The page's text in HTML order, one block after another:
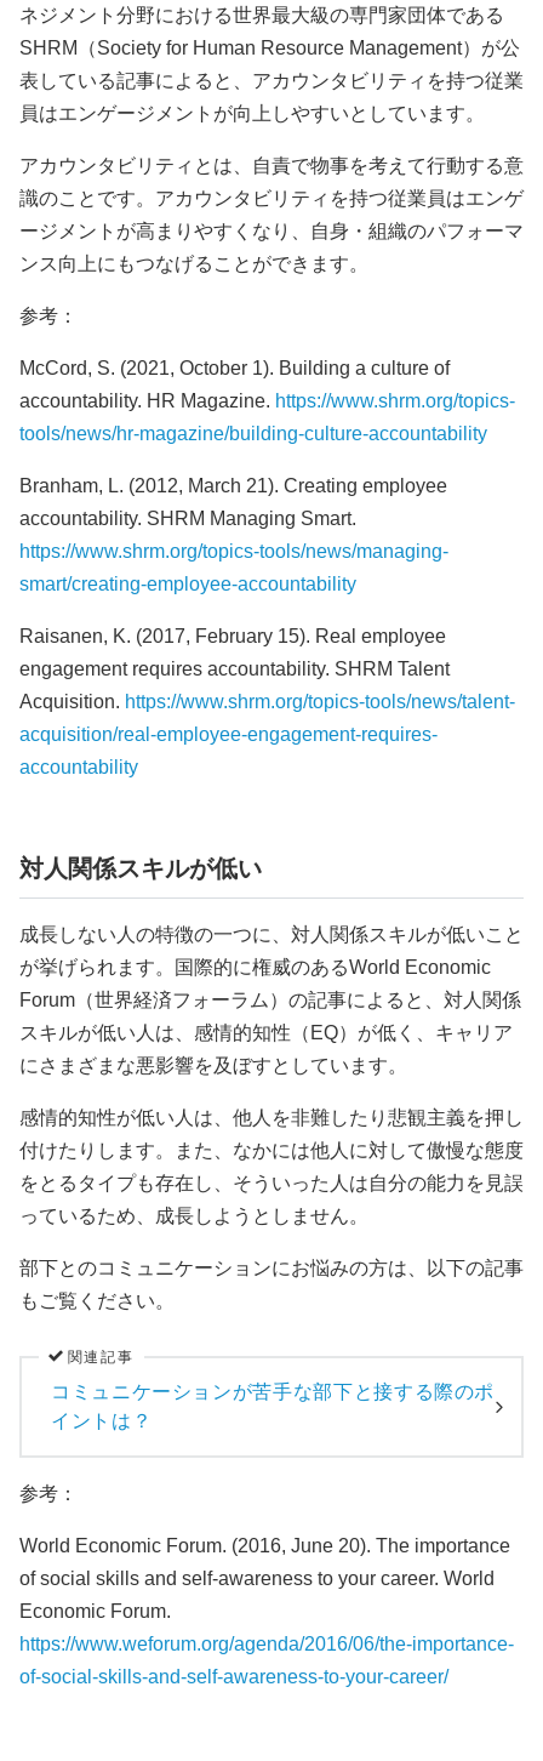
ネジメント分野における世界最大級の専門家団体である
SHRM（Society for Human Resource Management）が公
表している記事によると、アカウンタビリティを持つ従業
員はエンゲージメントが向上しやすいとしています。
アカウンタビリティとは、自責で物事を考えて行動する意
識のことです。アカウンタビリティを持つ従業員はエンゲ
ージメントが高まりやすくなり、自身・組織のパフォーマ
ンス向上にもつなげることができます。
参考：
McCord, S. (2021, October 1). Building a culture of
accountability. HR Magazine. https://www.shrm.org/topics-
tools/news/hr-magazine/building-culture-accountability
Branham, L. (2012, March 21). Creating employee
accountability. SHRM Managing Smart.
https://www.shrm.org/topics-tools/news/managing-
smart/creating-employee-accountability
Raisanen, K. (2017, February 15). Real employee
engagement requires accountability. SHRM Talent
Acquisition. https://www.shrm.org/topics-tools/news/talent-
acquisition/real-employee-engagement-requires-
accountability
対人関係スキルが低い
成長しない人の特徴の一つに、対人関係スキルが低いこと
が挙げられます。国際的に権威のあるWorld Economic
Forum（世界経済フォーラム）の記事によると、対人関係
スキルが低い人は、感情的知性（EQ）が低く、キャリア
にさまざまな悪影響を及ぼすとしています。
感情的知性が低い人は、他人を非難したり悲観主義を押し
付けたりします。また、なかには他人に対して傲慢な態度
をとるタイプも存在し、そういった人は自分の能力を見誤
っているため、成長しようとしません。
部下とのコミュニケーションにお悩みの方は、以下の記事
もご覧ください。
関連記事
コミュニケーションが苦手な部下と接する際のポ
イントは？
参考：
World Economic Forum. (2016, June 20). The importance
of social skills and self-awareness to your career. World
Economic Forum.
https://www.weforum.org/agenda/2016/06/the-importance-
of-social-skills-and-self-awareness-to-your-career/